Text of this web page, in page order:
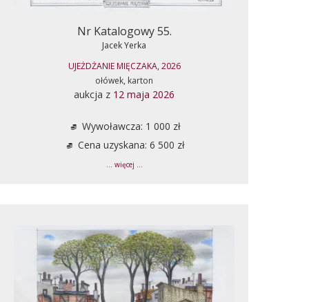
Nr Katalogowy 55.
Jacek Yerka
UJEŻDŻANIE MIĘCZAKA, 2026
ołówek, karton
aukcja z 12 maja 2026
Wywoławcza: 1 000 zł
Cena uzyskana: 6 500 zł
... więcej ...